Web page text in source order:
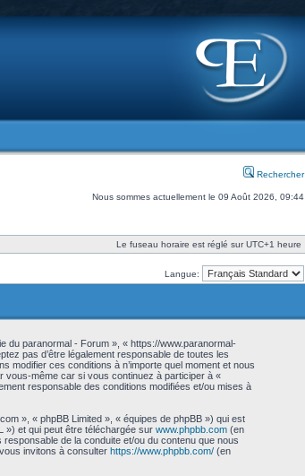
Rechercher
Nous sommes actuellement le 09 Août 2026, 09:44
Le fuseau horaire est réglé sur UTC+1 heure
Langue:
du paranormal - Forum », « https://www.paranormal-
pas d’être légalement responsable de toutes les
modifier ces conditions à n’importe quel moment et nous
vous-même car si vous continuez à participer à «
responsable des conditions modifiées et/ou mises à
», « phpBB Limited », « équipes de phpBB ») qui est
») et qui peut être téléchargée sur www.phpbb.com (en
de la conduite et/ou du contenu que nous
invitons à consulter https://www.phpbb.com/ (en